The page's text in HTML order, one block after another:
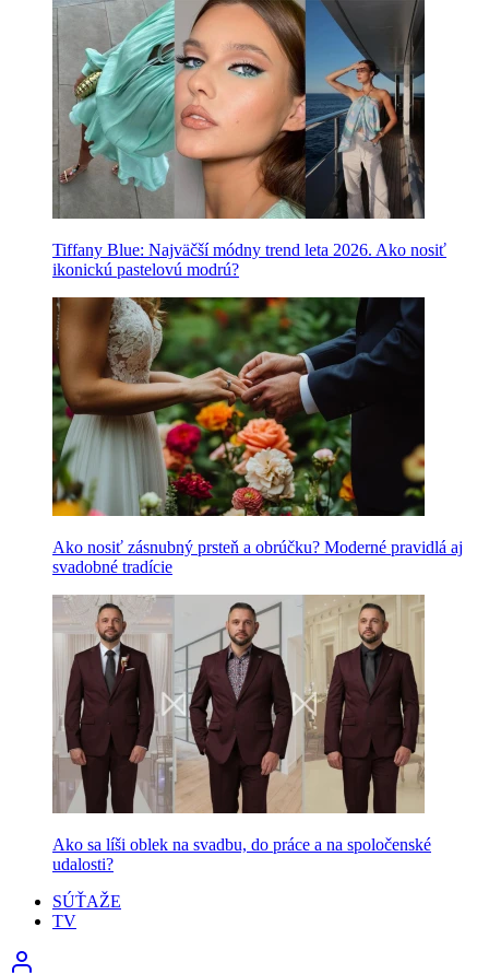
Tiffany Blue: Najväčší módny trend leta 2026. Ako nosiť
ikonickú pastelovú modrú?
Ako nosiť zásnubný prsteň a obrúčku? Moderné pravidlá aj
svadobné tradície
Ako sa líši oblek na svadbu, do práce a na spoločenské
udalosti?
SÚŤAŽE
TV